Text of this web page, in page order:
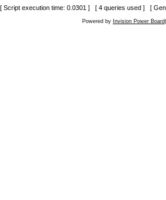
[ Script execution time: 0.0301 ] [ 4 queries used ] [
Powered by Invision Power Board